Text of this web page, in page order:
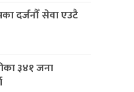
दर्जनौँ सेवा एउटै
३४१ जना